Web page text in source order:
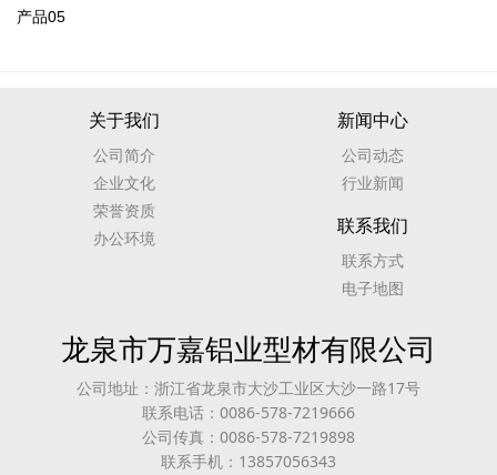
产品05
关于我们
公司简介
企业文化
荣誉资质
办公环境
新闻中心
公司动态
行业新闻
联系我们
联系方式
电子地图
龙泉市万嘉铝业型材有限公司
公司地址：浙江省龙泉市大沙工业区大沙一路17号
联系电话：0086-578-7219666
公司传真：0086-578-7219898
联系手机：13857056343